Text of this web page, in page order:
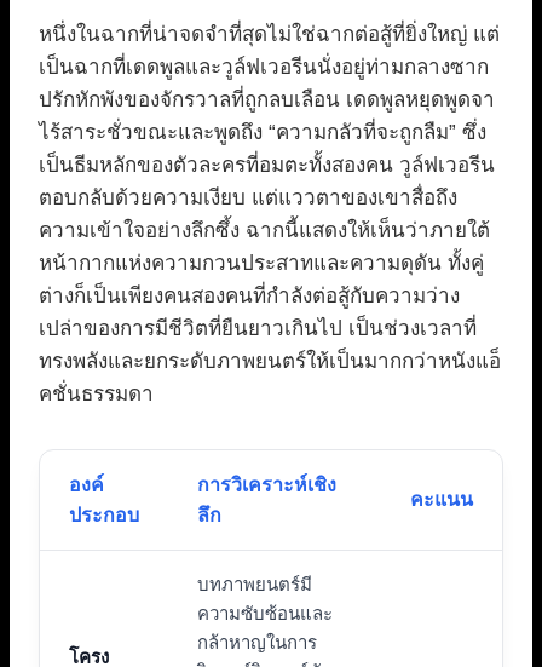
หนึ่งในฉากที่น่าจดจำที่สุดไม่ใช่ฉากต่อสู้ที่ยิ่งใหญ่ แต่
เป็นฉากที่เดดพูลและวูล์ฟเวอรีนนั่งอยู่ท่ามกลางซาก
ปรักหักพังของจักรวาลที่ถูกลบเลือน เดดพูลหยุดพูดจา
ไร้สาระชั่วขณะและพูดถึง “ความกลัวที่จะถูกลืม” ซึ่ง
เป็นธีมหลักของตัวละครที่อมตะทั้งสองคน วูล์ฟเวอรีน
ตอบกลับด้วยความเงียบ แต่แววตาของเขาสื่อถึง
ความเข้าใจอย่างลึกซึ้ง ฉากนี้แสดงให้เห็นว่าภายใต้
หน้ากากแห่งความกวนประสาทและความดุดัน ทั้งคู่
ต่างก็เป็นเพียงคนสองคนที่กำลังต่อสู้กับความว่าง
เปล่าของการมีชีวิตที่ยืนยาวเกินไป เป็นช่วงเวลาที่
ทรงพลังและยกระดับภาพยนตร์ให้เป็นมากกว่าหนังแอ็
คชั่นธรรมดา
องค์
ประกอบ
การวิเคราะห์เชิง
ลึก
คะแนน
โครง
บทภาพยนตร์มี
ความซับซ้อนและ
กล้าหาญในการ